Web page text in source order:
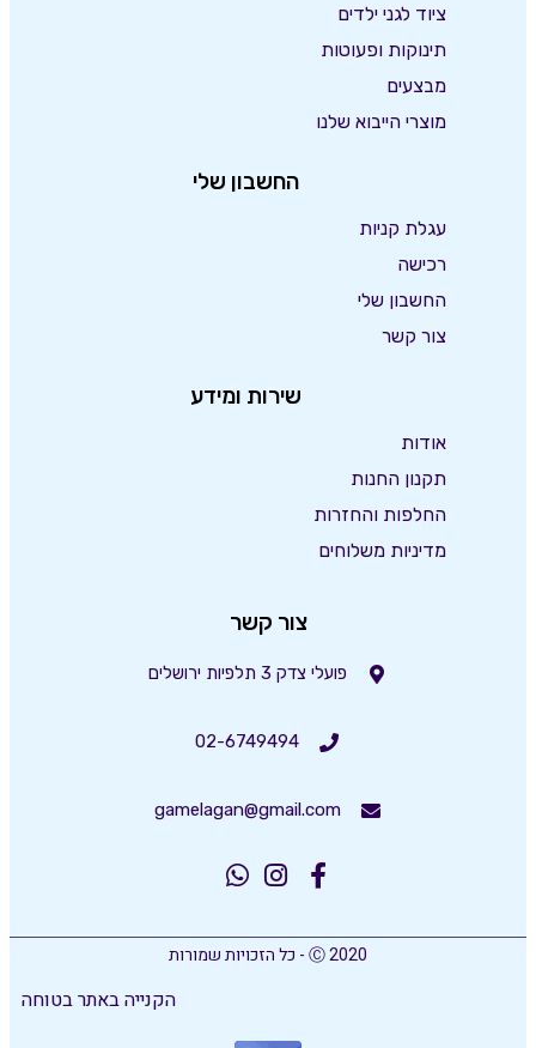
ציוד לגני ילדים
תינוקות ופעוטות
מבצעים
מוצרי הייבוא שלנו
החשבון שלי
עגלת קניות
רכישה
החשבון שלי
צור קשר
שירות ומידע
אודות
תקנון החנות
החלפות והחזרות
מדיניות משלוחים
צור קשר
פועלי צדק 3 תלפיות ירושלים
02-6749494
gamelagan@gmail.com
Ⓒ 2020 - כל הזכויות שמורות
הקנייה באתר בטוחה